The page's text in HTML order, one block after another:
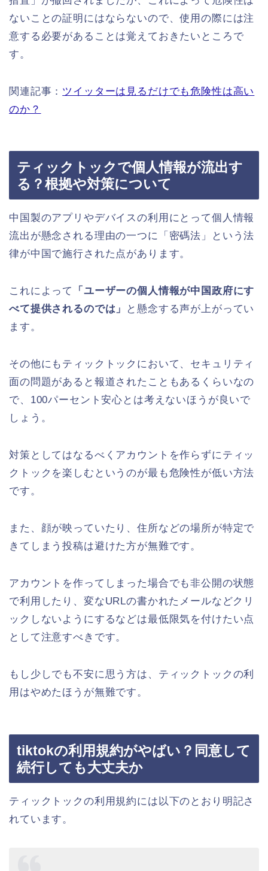
ないことの証明にはならないので、使用の際には注
意する必要があることは覚えておきたいところで
す。
関連記事： ツイッターは見るだけでも危険性は高い
のか？
ティックトックで個人情報が流出す
る？根拠や対策について
中国製のアプリやデバイスの利用にとって個人情報
流出が懸念される理由の一つに「密碼法」という法
律が中国で施行された点があります。
これによって
「ユーザーの個人情報が中国政府にす
べて提供されるのでは」
と懸念する声が上がってい
ます。
その他にもティックトックにおいて、セキュリティ
面の問題があると報道されたこともあるくらいなの
で、100パーセント安心とは考えないほうが良いで
しょう。
対策としてはなるべくアカウントを作らずにティッ
クトックを楽しむというのが最も危険性が低い方法
です。
また、顔が映っていたり、住所などの場所が特定で
きてしまう投稿は避けた方が無難です。
アカウントを作ってしまった場合でも非公開の状態
で利用したり、変なURLの書かれたメールなどクリ
ックしないようにするなどは最低限気を付けたい点
として注意すべきです。
もし少しでも不安に思う方は、ティックトックの利
用はやめたほうが無難です。
tiktokの利用規約がやばい？同意して
続行しても大丈夫か
ティックトックの利用規約には以下のとおり明記さ
れています。